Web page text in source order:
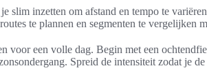
slim inzetten om afstand en tempo te
te plannen en segmenten te vergelijken
voor een volle dag. Begin met een
Spreid de intensiteit zodat je